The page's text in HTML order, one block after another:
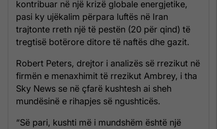
kontribuar në një krizë globale energjetike,
pasi ky ujëkalim përpara luftës në Iran
trajtonte rreth një të pestën (20 për qind) të
tregtisë botërore ditore të naftës dhe gazit.
Robert Peters, drejtor i analizës së rrezikut në
firmën e menaxhimit të rrezikut Ambrey, i tha
Sky News se në çfarë kushtesh ai sheh
mundësinë e rihapjes së ngushticës.
“Së pari, kushti më i mundshëm është një